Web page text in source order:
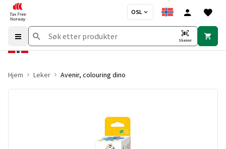
OSL
Skanne
Hjem Leker Avenir, colouring dino